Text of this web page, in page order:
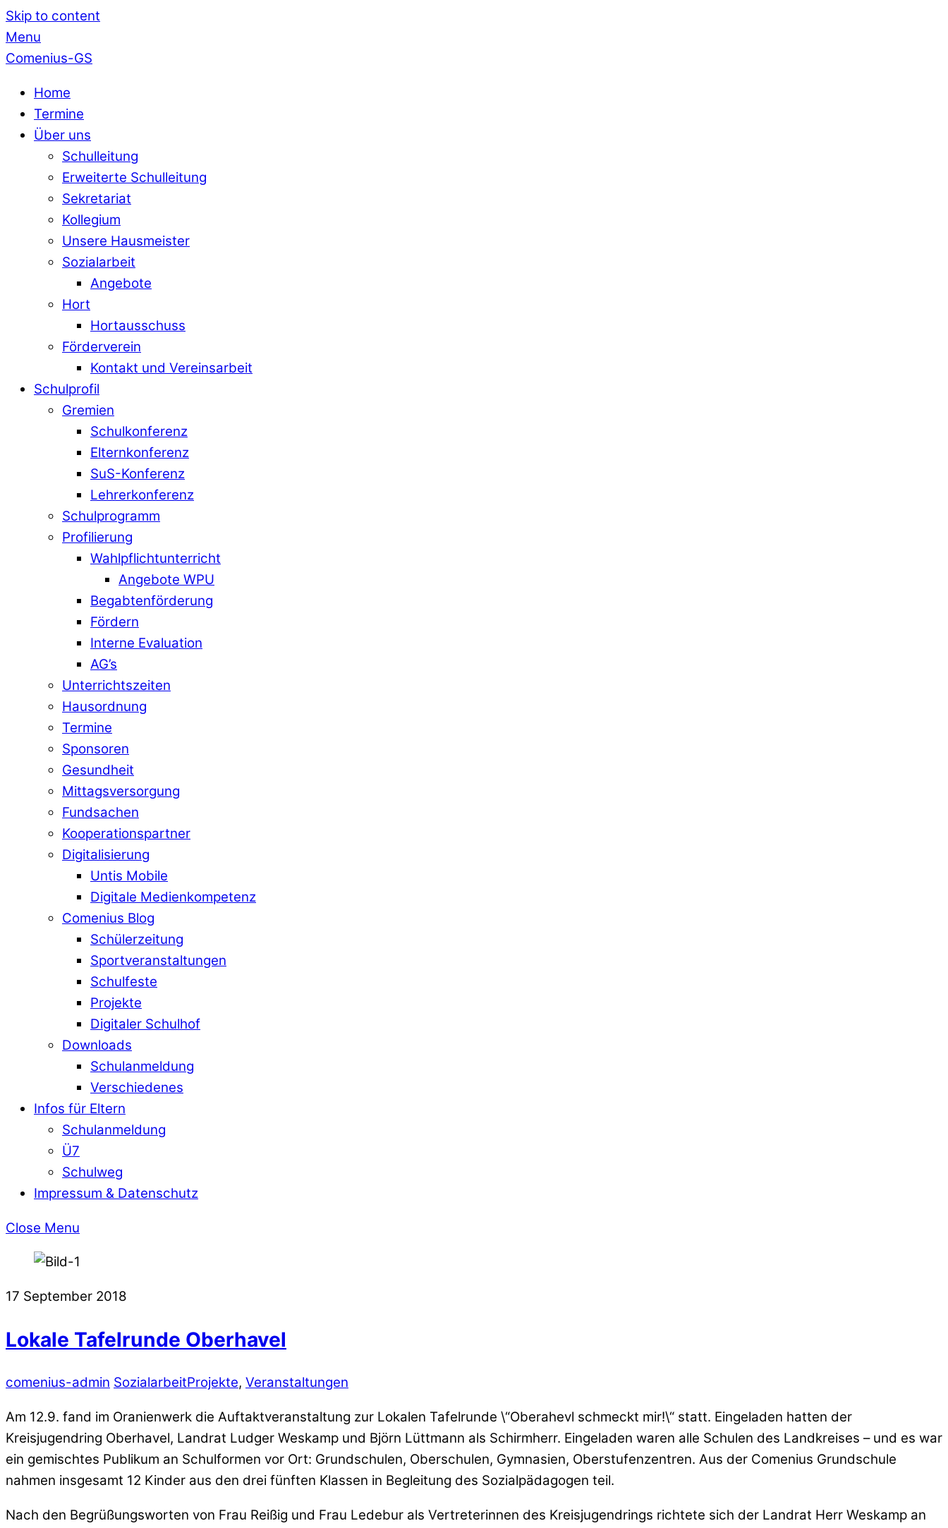
Skip to content
Menu
Comenius-GS
Home
Termine
Über uns
Schulleitung
Erweiterte Schulleitung
Sekretariat
Kollegium
Unsere Hausmeister
Sozialarbeit
Angebote
Hort
Hortausschuss
Förderverein
Kontakt und Vereinsarbeit
Schulprofil
Gremien
Schulkonferenz
Elternkonferenz
SuS-Konferenz
Lehrerkonferenz
Schulprogramm
Profilierung
Wahlpflichtunterricht
Angebote WPU
Begabtenförderung
Fördern
Interne Evaluation
AG’s
Unterrichtszeiten
Hausordnung
Termine
Sponsoren
Gesundheit
Mittagsversorgung
Fundsachen
Kooperationspartner
Digitalisierung
Untis Mobile
Digitale Medienkompetenz
Comenius Blog
Schülerzeitung
Sportveranstaltungen
Schulfeste
Projekte
Digitaler Schulhof
Downloads
Schulanmeldung
Verschiedenes
Infos für Eltern
Schulanmeldung
Ü7
Schulweg
Impressum & Datenschutz
Close Menu
17 September 2018
Lokale Tafelrunde Oberhavel
comenius-admin SozialarbeitProjekte, Veranstaltungen
Am 12.9. fand im Oranienwerk die Auftaktveranstaltung zur Lokalen Tafelrunde \“Oberahevl schmeckt mir!\“ statt. Eingeladen hatten der
Kreisjugendring Oberhavel, Landrat Ludger Weskamp und Björn Lüttmann als Schirmherr. Eingeladen waren alle Schulen des Landkreises – und es war
ein gemischtes Publikum an Schulformen vor Ort: Grundschulen, Oberschulen, Gymnasien, Oberstufenzentren. Aus der Comenius Grundschule
nahmen insgesamt 12 Kinder aus den drei fünften Klassen in Begleitung des Sozialpädagogen teil.
Nach den Begrüßungsworten von Frau Reißig und Frau Ledebur als Vertreterinnen des Kreisjugendrings richtete sich der Landrat Herr Weskamp an